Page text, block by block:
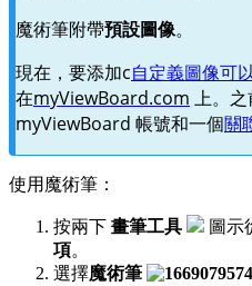
魔術筆附帶預設圖像。
現在，要添加c自定義圖像可
在myViewBoard.com 上。
myViewBoard 帳號和一個關
使用魔術筆：
按兩下 畫筆工具 圖示
項。
選擇魔術筆